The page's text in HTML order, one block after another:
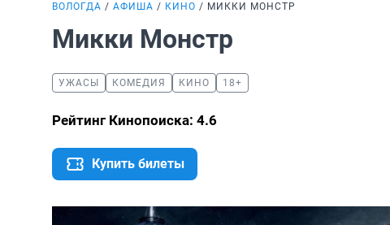
ВОЛОГДА АФИША КИНО МИККИ МОНСТР
Микки Монстр
УЖАСЫ КОМЕДИЯ КИНО 18+
Рейтинг Кинопоиска: 4.6
Купить билеты